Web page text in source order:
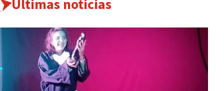
Últimas noticias